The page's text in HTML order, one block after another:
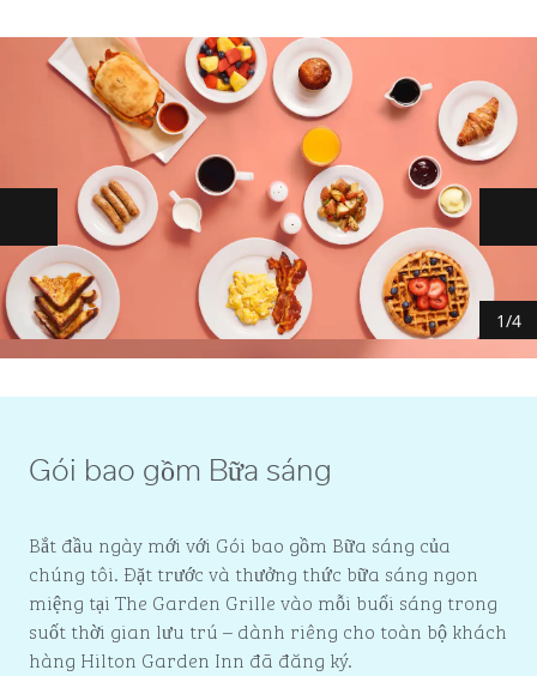
Trang chiếu trước
1/4
Gói bao gồm Bữa sáng
Bắt đầu ngày mới với Gói bao gồm Bữa sáng của
chúng tôi. Đặt trước và thưởng thức bữa sáng ngon
miệng tại The Garden Grille vào mỗi buổi sáng trong
suốt thời gian lưu trú – dành riêng cho toàn bộ khách
hàng Hilton Garden Inn đã đăng ký.